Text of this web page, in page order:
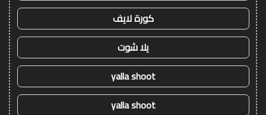
كورة لايف
يلا شوت
yalla shoot
yalla shoot